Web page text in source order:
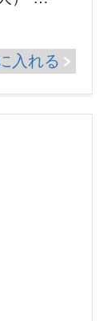
入れる